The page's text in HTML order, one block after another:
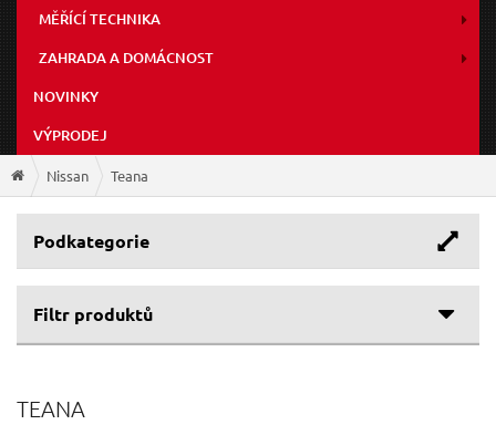
MĚŘÍCÍ TECHNIKA
ZAHRADA A DOMÁCNOST
NOVINKY
VÝPRODEJ
Nissan Teana
Podkategorie
Filtr produktů
TEANA